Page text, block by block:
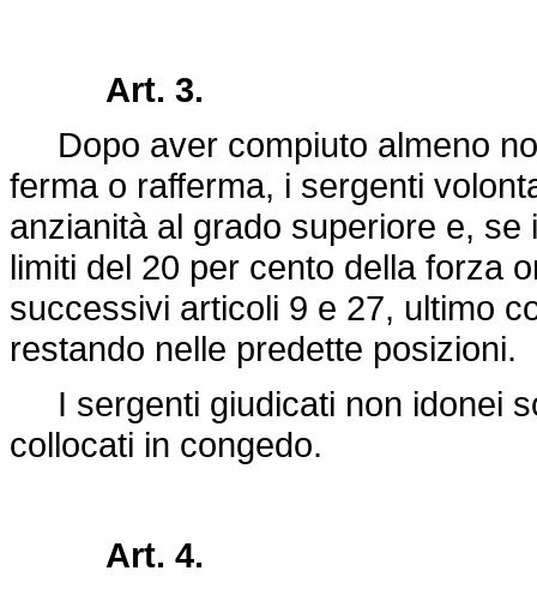
Art. 3.
Dopo aver compiuto almeno
ferma o rafferma, i sergenti
anzianità al grado superiore e,
limiti del 20 per cento della forza
successivi articoli 9 e 27, ultimo
restando nelle predette posizioni.
I sergenti giudicati non idonei
collocati in congedo.
Art. 4.